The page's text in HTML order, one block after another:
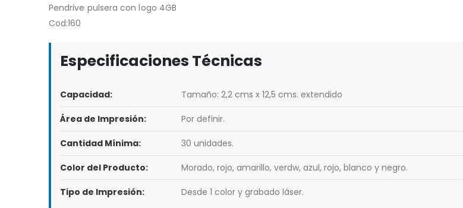
Pendrive pulsera con logo 4GB
Cod:160
Especificaciones Técnicas
Capacidad: Tamaño: 2,2 cms x 12,5 cms. extendido
Área de Impresión: Por definir.
Cantidad Mínima: 30 unidades.
Color del Producto: Morado, rojo, amarillo, verdw, azul, rojo, blanco y negro.
Tipo de Impresión: Desde 1 color y grabado láser.